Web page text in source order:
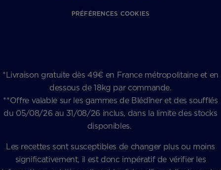
PRÉFÉRENCES COOKIES
*Livraison gratuite dès 49€ en France métropolitaine et en
dessous de 18kg par commande.
**Offre valable sur les gammes de Blédîner et des soufflés
du 05/08/26 au 31/08/26 inclus, dans la limite des stocks
disponibles.
Les recettes sont susceptibles de changer plus ou moins
significativement, il est donc impératif de vérifier les